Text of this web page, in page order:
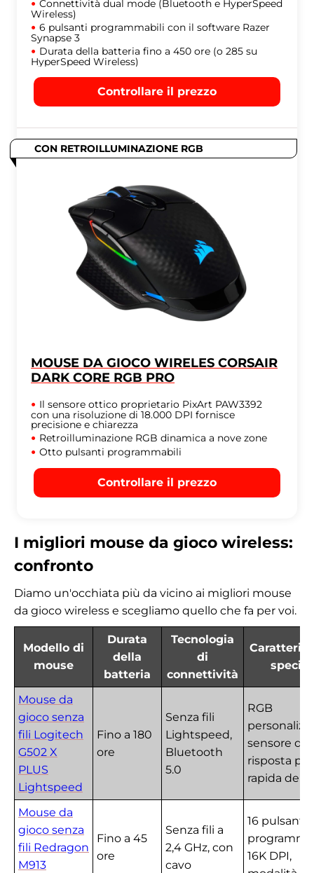
Connettività dual mode (Bluetooth e HyperSpeed
​​Wireless)
6 pulsanti programmabili con il software Razer
Synapse 3
Durata della batteria fino a 450 ore (o 285 su
HyperSpeed ​​Wireless)
Controllare il prezzo
CON RETROILLUMINAZIONE RGB
MOUSE DA GIOCO WIRELES CORSAIR
DARK CORE RGB PRO
Il sensore ottico proprietario PixArt PAW3392
con una risoluzione di 18.000 DPI fornisce
precisione e chiarezza
Retroilluminazione RGB dinamica a nove zone
Otto pulsanti programmabili
Controllare il prezzo
I migliori mouse da gioco wireless:
confronto
Diamo un'occhiata più da vicino ai migliori mouse
da gioco wireless e scegliamo quello che fa per voi.
Modello di
mouse
Durata
della
batteria
Tecnologia
di
connettività
Mouse da
gioco senza
fili Logitech
G502 X
PLUS
Lightspeed
Fino a 180
ore
Senza fili
Lightspeed,
Bluetooth
5.0
RGB
sensore da
risposta più
rapida del
Mouse da
gioco senza
fili Redragon
M913
Fino a 45
ore
Senza fili a
2,4 GHz, con
cavo
16 pulsanti
16K DPI,